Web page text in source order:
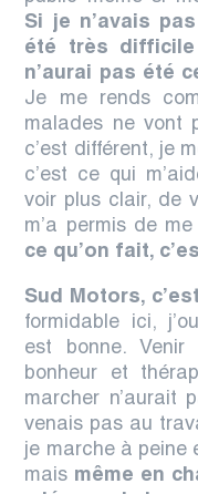
Si je n’avais
été très
n’aurai pas été
Je me rends
malades ne vont
c’est différent, je
c’est ce qui
voir plus clair, de
m’a permis de
ce qu’on fait,
Sud Motors,
formidable ici,
est bonne. Venir
bonheur et
marcher n’aurait
venais pas au
je marche à peine
mais même en